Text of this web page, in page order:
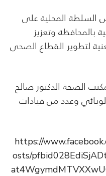
السلطة المحلية على
وتعزيز
لتطوير القطاع الصحي
الصحة الدكتور صالح
وعدد من قيادات
https://
osts/